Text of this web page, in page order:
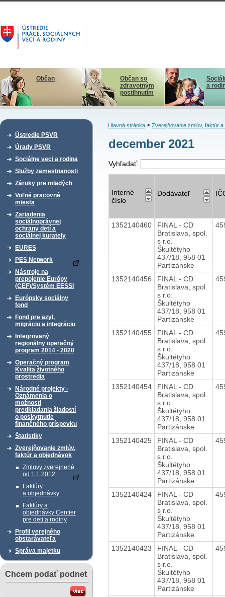
Občan
Občan so
zdravotným
postihnutím
a
Ústredie PSVR
Úrady PSVR
Sociálne veci a rodina
Služby zamestnanosti
Záruky pre mladých
Voľné pracovné
miesta
Zariadenia
sociálnoprávnej
ochrany detí a
sociálnej kurately
EURES
PES Network
Nástroje na
prepojenie Európy
(CEF)/Systém EESSI
Európsky sociálny
fond
Fond pre azyl,
migráciu a integráciu
Integrovaný
regionálny operačný
program 2014 - 2020
Operačný program
Kvalita životného
prostredia
Národné projekty -
Oznámenia o
možnosti
predkladania žiadostí
o poskytnutie
finančného príspevku
Štatistiky
Zverejňovanie zmlúv,
faktúr a objednávok
Zmluvy zverejnené
od 1.1.2012
Faktúry
a objednávky
Faktúry a
objednávky Centier
pre deti a rodiny
Profil verejného
obstarávateľa
Správa majetku
Chcem podať podnet
Hlavná stránka> Zverejňovanie zmlúv, faktúr a
december 2021
Vyhľadať:
Interné
číslo
Dodávateľ
1352140460
FINAL - CD
Bratislava, spol.
s r.o.
Škultétyho
437/18, 958 01
Partizánske
1352140456
FINAL - CD
Bratislava, spol.
s r.o.
Škultétyho
437/18, 958 01
Partizánske
1352140455
FINAL - CD
Bratislava, spol.
s r.o.
Škultétyho
437/18, 958 01
Partizánske
1352140454
FINAL - CD
Bratislava, spol.
s r.o.
Škultétyho
437/18, 958 01
Partizánske
1352140425
FINAL - CD
Bratislava, spol.
s r.o.
Škultétyho
437/18, 958 01
Partizánske
1352140424
FINAL - CD
Bratislava, spol.
s r.o.
Škultétyho
437/18, 958 01
Partizánske
1352140423
FINAL - CD
Bratislava, spol.
s r.o.
Škultétyho
437/18, 958 01
Partizánske